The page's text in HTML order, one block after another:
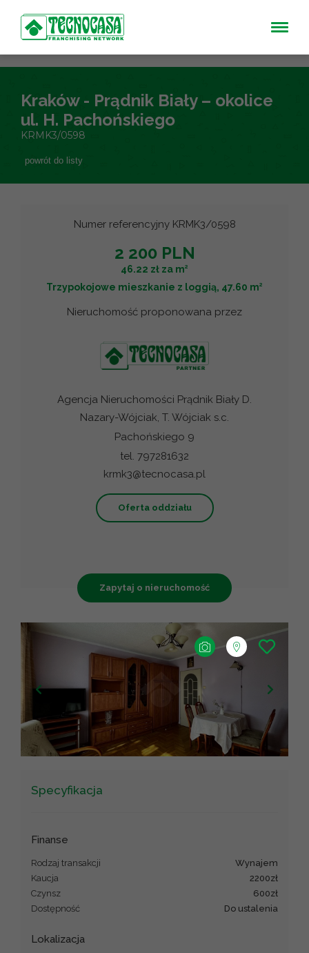
Kraków - Prądnik Biały – okolice
ul. H. Pachońskiego
KRMK3/0598
powrót do listy
Numer referencyjny KRMK3/0598
2 200 PLN
46.22 zł za m2
Trzypokojowe mieszkanie z loggią, 47.60 m2
Nieruchomość proponowana przez
Agencja Nieruchomości Prądnik Biały D.
Nazary-Wójciak, T. Wójciak s.c.
Pachońskiego 9
tel. 797281632
krmk3@tecnocasa.pl
Oferta oddziału
Zapytaj o nieruchomość
Leaflet OpenStreetMap contributors © CARTO
Specyfikacja
Finanse
Rodzaj transakcji
wynajem
Kaucja
2200zł
Czynsz
600zł
Dostępność
Do ustalenia
Lokalizacja